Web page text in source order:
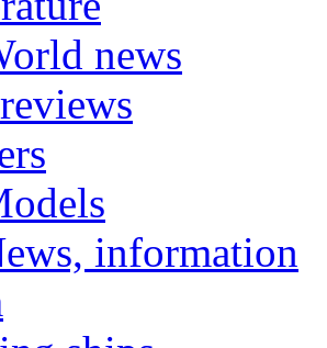
news
information